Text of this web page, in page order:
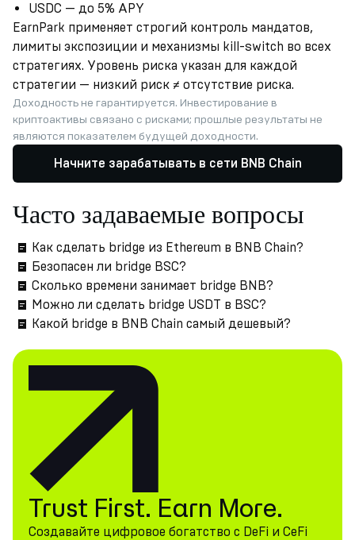
USDC — до 5% APY
EarnPark применяет строгий контроль мандатов,
лимиты экспозиции и механизмы kill-switch во всех
стратегиях. Уровень риска указан для каждой
стратегии — низкий риск ≠ отсутствие риска.
Доходность не гарантируется. Инвестирование в
криптоактивы связано с рисками; прошлые результаты не
являются показателем будущей доходности.
Начните зарабатывать в сети BNB Chain
Часто задаваемые вопросы
Как сделать bridge из Ethereum в BNB Chain?
Безопасен ли bridge BSC?
Сколько времени занимает bridge BNB?
Можно ли сделать bridge USDT в BSC?
Какой bridge в BNB Chain самый дешевый?
Trust First. Earn More.
Создавайте цифровое богатство с DeFi и CeFi